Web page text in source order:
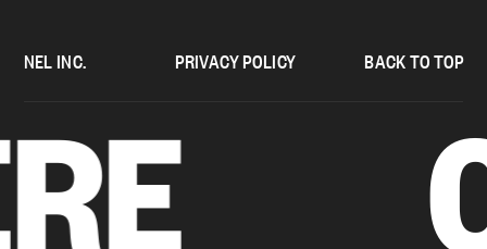
NEL INC. PRIVACY POLICY BACK TO TOP